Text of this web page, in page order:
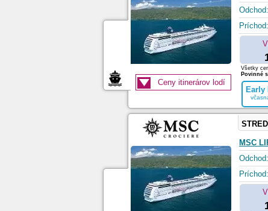
Odchod:
Príchod:
Early
Ceny itinerárov lodí
Všetky
Povinné
MSC
Odchod:
Príchod: